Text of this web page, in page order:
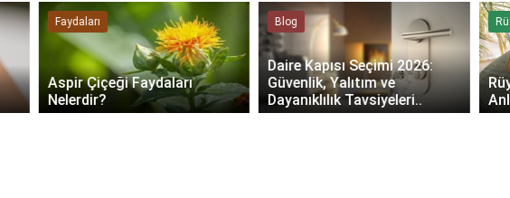
Faydaları
Çiçeği Faydaları
Daire Kapısı Seçimi 2026:
Güvenlik, Yalıtım ve
Dayanıklılık Tavsiyeleri..
Rüya
Rüyada
Anlama